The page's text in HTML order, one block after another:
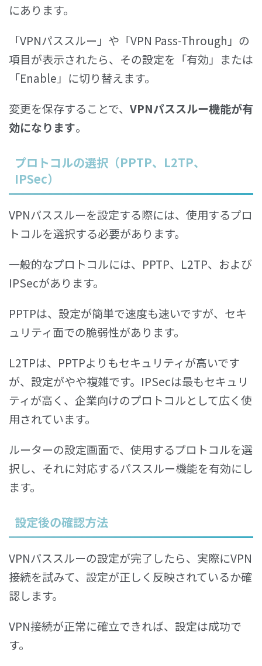
にあります。
「VPNパススルー」や「VPN Pass-Through」の
項目が表示されたら、その設定を「有効」または
「Enable」に切り替えます。
変更を保存することで、 VPNパススルー機能が有
効になります。
プロトコルの選択（PPTP、L2TP、
IPSec）
VPNパススルーを設定する際には、使用するプロ
トコルを選択する必要があります。
一般的なプロトコルには、PPTP、L2TP、および
IPSecがあります。
PPTPは、設定が簡単で速度も速いですが、セキ
ュリティ面での脆弱性があります。
L2TPは、PPTPよりもセキュリティが高いです
が、設定がやや複雑です。IPSecは最もセキュリ
ティが高く、企業向けのプロトコルとして広く使
用されています。
ルーターの設定画面で、使用するプロトコルを選
択し、それに対応するパススルー機能を有効にし
ます。
設定後の確認方法
VPNパススルーの設定が完了したら、実際にVPN
接続を試みて、設定が正しく反映されているか確
認します。
VPN接続が正常に確立できれば、設定は成功で
す。